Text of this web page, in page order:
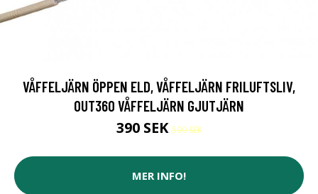
VÅFFELJÄRN ÖPPEN ELD, VÅFFELJÄRN FRILUFTSLIV,
OUT360 VÅFFELJÄRN GJUTJÄRN
390 SEK500 SEK
MER INFO!